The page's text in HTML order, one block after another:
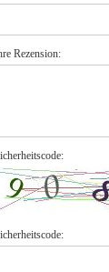
Rezension: